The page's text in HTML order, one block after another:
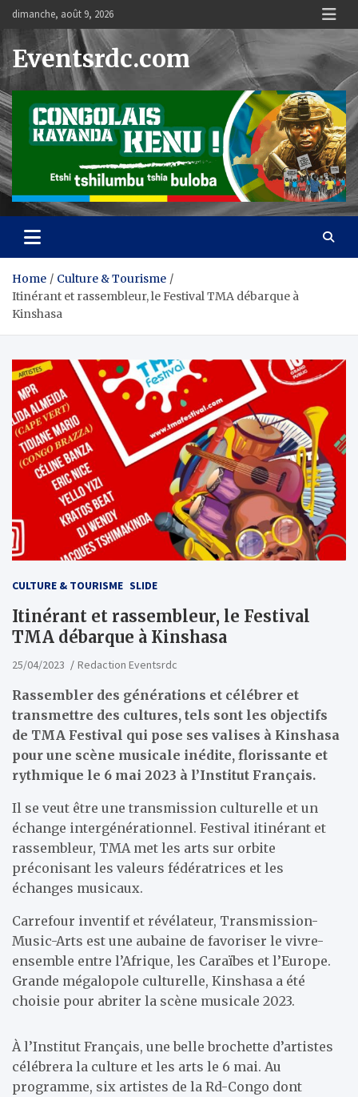
Skip
content
dimanche, août 9, 2026
Eventsrdc.com
Home
Culture & Tourisme
Itinérant et rassembleur, le Festival TMA débarque à
Kinshasa
CULTURE & TOURISME SLIDE
Itinérant et rassembleur, le Festival
TMA débarque à Kinshasa
25/04/2023 Redaction Eventsrdc
Rassembler des générations et célébrer et
transmettre des cultures, tels sont les objectifs
de TMA Festival qui pose ses valises à Kinshasa
pour une scène musicale inédite, florissante et
rythmique le 6 mai 2023 à l’Institut Français.
Il se veut être une transmission culturelle et un
échange intergénérationnel. Festival itinérant et
rassembleur, TMA met les arts sur orbite
préconisant les valeurs fédératrices et les
échanges musicaux.
Carrefour inventif et révélateur, Transmission-
Music-Arts est une aubaine de favoriser le vivre-
ensemble entre l’Afrique, les Caraïbes et l’Europe.
Grande mégalopole culturelle, Kinshasa a été
choisie pour abriter la scène musicale 2023.
À l’Institut Français, une belle brochette d’artistes
célébrera la culture et les arts le 6 mai. Au
programme, six artistes de la Rd-Congo dont